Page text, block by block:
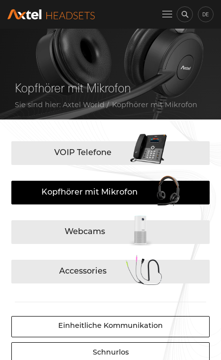
DE
Kopfhörer mit Mikrofon
Sie sind hier: Axtel World Kopfhörer mit Mikrofon
VOIP Telefone
Kopfhörer mit Mikrofon
Webcams
Accessories
Einheitliche Kommunikation
Schnurlos